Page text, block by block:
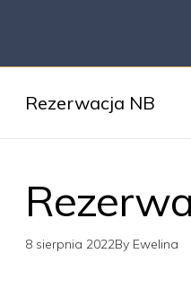
Rezerwacja NB
8 sierpnia 2022By Ewelina